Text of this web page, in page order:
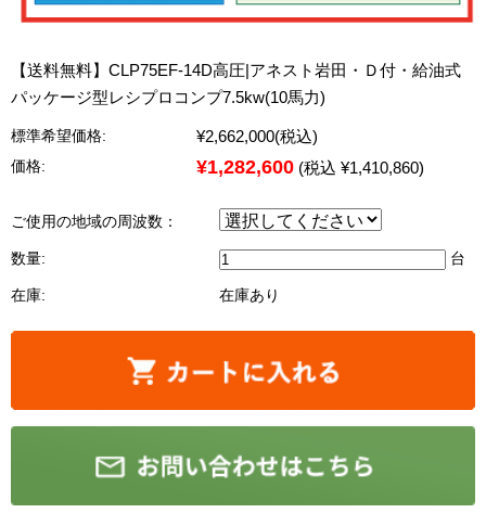
【送料無料】CLP75EF-14D高圧|アネスト岩田・Ｄ付・給油式
パッケージ型レシプロコンプ7.5kw(10馬力)
標準希望価格: ¥2,662,000(税込)
価格: ¥1,282,600 (税込 ¥1,410,860)
ご使用の地域の周波数：
数量: 台
在庫: 在庫あり